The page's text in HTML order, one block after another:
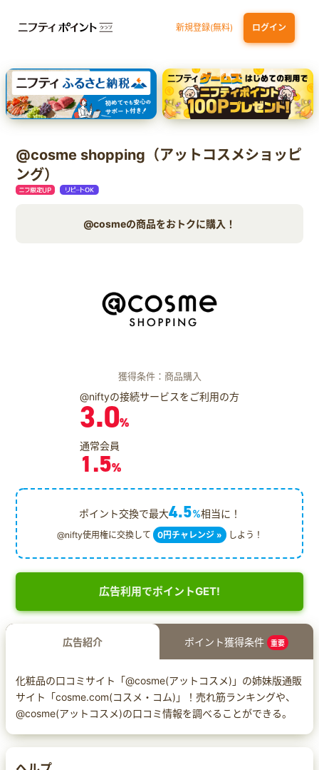
新規登録(無料) ログイン
エポスカード【最短1週間程度付与】
【親権者さまの代理申込専用】三井住友銀行Oliveお子さま用口座
三井住友カード（NL）
@cosme shopping（アットコスメショッピ
ング）
@cosmeの商品をおトクに購入！
獲得条件：商品購入
@niftyの接続サービスをご利用の方
3.0%
通常会員
1.5%
ポイント交換で最大4.5%相当に！
@nifty使用権に交換して 0円チャレンジ » しよう！
広告利用でポイントGET!
広告紹介 ポイント獲得条件 重要
化粧品の口コミサイト「@cosme(アットコスメ)」の姉妹版通販
サイト「cosme.com(コスメ・コム)」！売れ筋ランキングや、
@cosme(アットコスメ)の口コミ情報を調べることができる。